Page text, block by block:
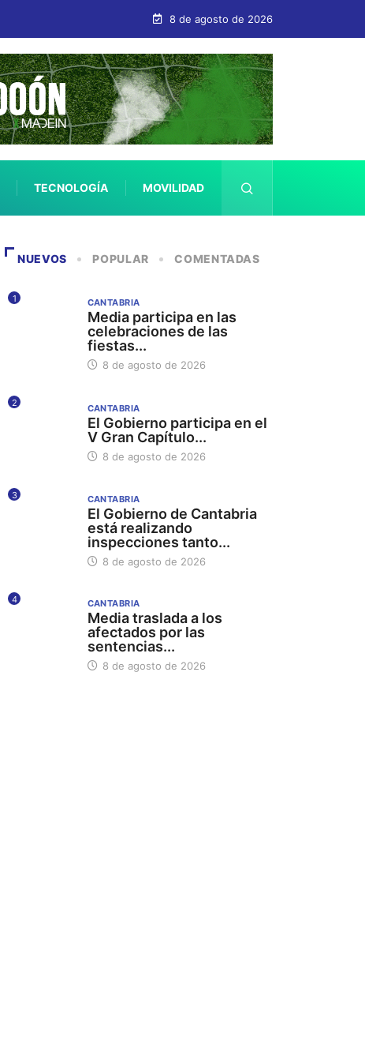
8 de agosto de 2026
TECNOLOGÍA MOVILIDAD
NUEVOS POPULAR COMENTADAS
1 CANTABRIA
Media participa en las
celebraciones de las
fiestas...
8 de agosto de 2026
2 CANTABRIA
El Gobierno participa en el
V Gran Capítulo...
8 de agosto de 2026
3 CANTABRIA
El Gobierno de Cantabria
está realizando
inspecciones tanto...
8 de agosto de 2026
4 CANTABRIA
Media traslada a los
afectados por las
sentencias...
8 de agosto de 2026